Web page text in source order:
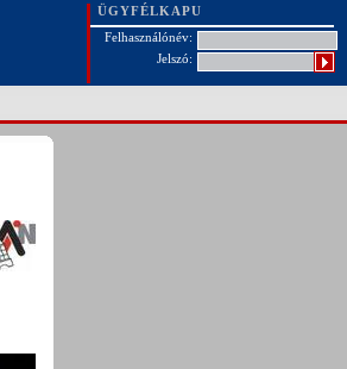
ÜGYFÉLKAPU
Felhasználónév:
Jelszó: